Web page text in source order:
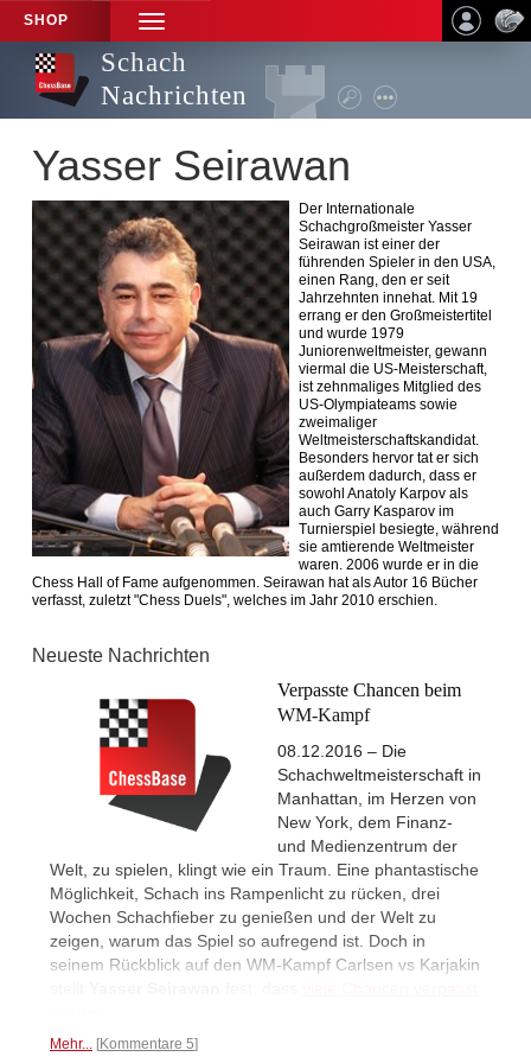
SHOP
TOGGLE
NAVIGATION
Schach
Nachrichten
Yasser Seirawan
Der Internationale
Schachgroßmeister Yasser
Seirawan ist einer der
führenden Spieler in den USA,
einen Rang, den er seit
Jahrzehnten innehat. Mit 19
errang er den Großmeistertitel
und wurde 1979
Juniorenweltmeister, gewann
viermal die US-Meisterschaft,
ist zehnmaliges Mitglied des
US-Olympiateams sowie
zweimaliger
Weltmeisterschaftskandidat.
Besonders hervor tat er sich
außerdem dadurch, dass er
sowohl Anatoly Karpov als
auch Garry Kasparov im
Turnierspiel besiegte, während
sie amtierende Weltmeister
waren. 2006 wurde er in die
Chess Hall of Fame aufgenommen. Seirawan hat als Autor 16 Bücher
verfasst, zuletzt "Chess Duels", welches im Jahr 2010 erschien.
Neueste Nachrichten
Verpasste Chancen beim
WM-Kampf
08.12.2016 – Die
Schachweltmeisterschaft in
Manhattan, im Herzen von
New York, dem Finanz-
und Medienzentrum der
Welt, zu spielen, klingt wie ein Traum. Eine phantastische
Möglichkeit, Schach ins Rampenlicht zu rücken, drei
Wochen Schachfieber zu genießen und der Welt zu
zeigen, warum das Spiel so aufregend ist. Doch in
seinem Rückblick auf den WM-Kampf Carlsen vs Karjakin
Mehr... Kommentare 5